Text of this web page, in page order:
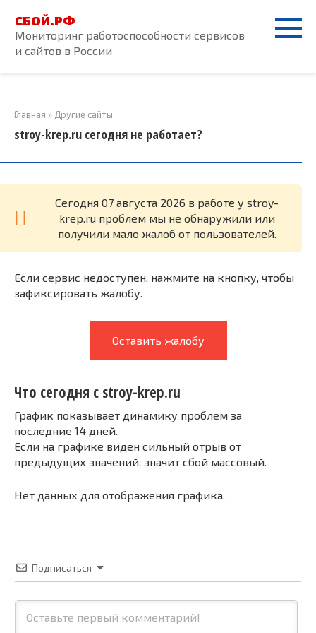
контенту
СБОЙ.РФ
Мониторинг работоспособности сервисов
и сайтов в России
Главная » Другие сайты
stroy-krep.ru сегодня не работает?
Cегодня 07 августа 2026 в работе у stroy-
krep.ru проблем мы не обнаружили или
получили мало жалоб от пользователей.
Если сервис недоступен, нажмите на кнопку, чтобы
зафиксировать жалобу.
Оставить жалобу
Что сегодня с stroy-krep.ru
График показывает динамику проблем за
последние 14 дней.
Если на графике виден сильный отрыв от
предыдущих значений, значит сбой массовый.
Нет данных для отображения графика.
Подписаться